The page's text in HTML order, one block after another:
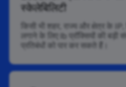
स्केलेबिलिटी
किसी भी शहर, राज्य और क्षेत्र के IP,
लगाने के लिए lb प्रॉक्सियों की बड़ी
प्रतिबंधों को पार कर सकते हैं।